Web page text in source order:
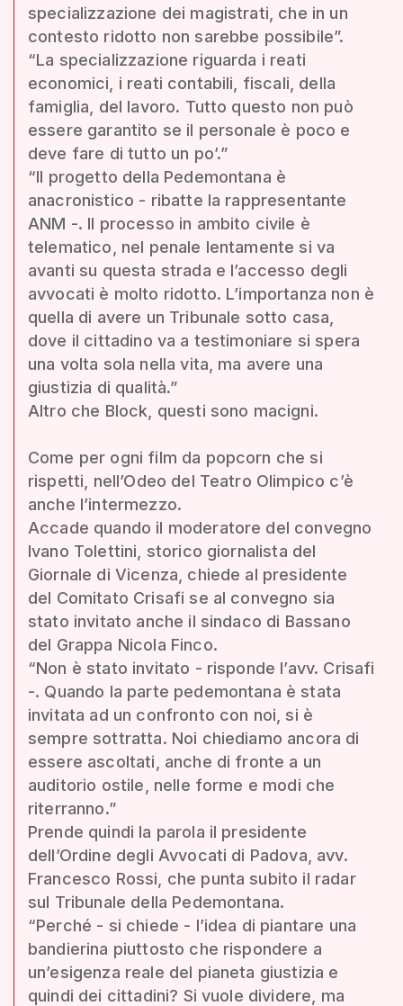
specializzazione dei magistrati, che in un
contesto ridotto non sarebbe possibile”.
“La specializzazione riguarda i reati
economici, i reati contabili, fiscali, della
famiglia, del lavoro. Tutto questo non può
essere garantito se il personale è poco e
deve fare di tutto un po’.”
“Il progetto della Pedemontana è
anacronistico - ribatte la rappresentante
ANM -. Il processo in ambito civile è
telematico, nel penale lentamente si va
avanti su questa strada e l’accesso degli
avvocati è molto ridotto. L’importanza non è
quella di avere un Tribunale sotto casa,
dove il cittadino va a testimoniare si spera
una volta sola nella vita, ma avere una
giustizia di qualità.”
Altro che Block, questi sono macigni.
Come per ogni film da popcorn che si
rispetti, nell’Odeo del Teatro Olimpico c’è
anche l’intermezzo.
Accade quando il moderatore del convegno
Ivano Tolettini, storico giornalista del
Giornale di Vicenza, chiede al presidente
del Comitato Crisafi se al convegno sia
stato invitato anche il sindaco di Bassano
del Grappa Nicola Finco.
“Non è stato invitato - risponde l’avv. Crisafi
-. Quando la parte pedemontana è stata
invitata ad un confronto con noi, si è
sempre sottratta. Noi chiediamo ancora di
essere ascoltati, anche di fronte a un
auditorio ostile, nelle forme e modi che
riterranno.”
Prende quindi la parola il presidente
dell’Ordine degli Avvocati di Padova, avv.
Francesco Rossi, che punta subito il radar
sul Tribunale della Pedemontana.
“Perché - si chiede - l’idea di piantare una
bandierina piuttosto che rispondere a
un’esigenza reale del pianeta giustizia e
quindi dei cittadini? Si vuole dividere, ma